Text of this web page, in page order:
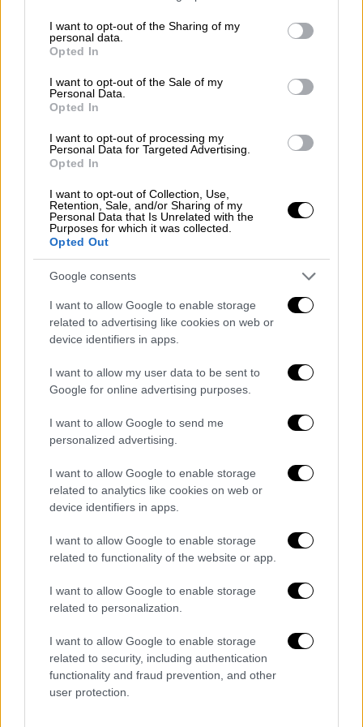
not limited to your visit or usage behaviour. You may click to
grant or deny consent to Google and its third-party tags to
use your data for below specified purposes in below Google
consent section.
I want to opt-out of the Sharing of my
personal data.
Opted In
I want to opt-out of the Sale of my
Personal Data.
Opted In
I want to opt-out of processing my
Personal Data for Targeted Advertising.
Opted In
I want to opt-out of Collection, Use,
Retention, Sale, and/or Sharing of my
Personal Data that Is Unrelated with the
Purposes for which it was collected.
Opted Out
Google consents
I want to allow Google to enable storage
related to advertising like cookies on web or
device identifiers in apps.
I want to allow my user data to be sent to
Google for online advertising purposes.
I want to allow Google to send me
personalized advertising.
I want to allow Google to enable storage
related to analytics like cookies on web or
device identifiers in apps.
I want to allow Google to enable storage
related to functionality of the website or app.
I want to allow Google to enable storage
related to personalization.
I want to allow Google to enable storage
related to security, including authentication
functionality and fraud prevention, and other
user protection.
(gallery)
Σε ανακοίνωση που εξέδωσε αργά το βράδυ
η ΟΣΥ Α.Ε. αναφορικά με το περιστατικό
επισημαίνει τα εξής:
«Κατά την εκτέλεση του δρομολογίου
τρόλεϊ της γραμμής 12, επί της οδού
Πανεπιστημίου 56, η κεραία του οχήματος
εξήλθε του γάντζου. Βάσει πρωτοκόλλου, ο
οδηγός ακινητοποίησε το όχημα
προκειμένου να αποκαταστήσει τη
λειτουργίας της κεραίας. Διώροφο
τουριστικό λεωφορείου που ακολουθούσε,
χτύπησε την κεραία με αποτέλεσμα να
κεραία που έσπασε χτύπησε τα τζάμια του
τρόλεϊ.
Στο σημείο έφτασε διασώστης του ΕΚΑΒ
προκειμένου να ελέγξει για τυχόν
τουριστικού λεωφορείου, δεν διαπιστώθηκε
τραυματισμός σε κανέναν επιβάτη και όλοι
οι εμπλεκόμενοι αποχώρησαν από το σημείο
χωρίς να χρειαστούν περαιτέρω ιατρική
φροντίδα.